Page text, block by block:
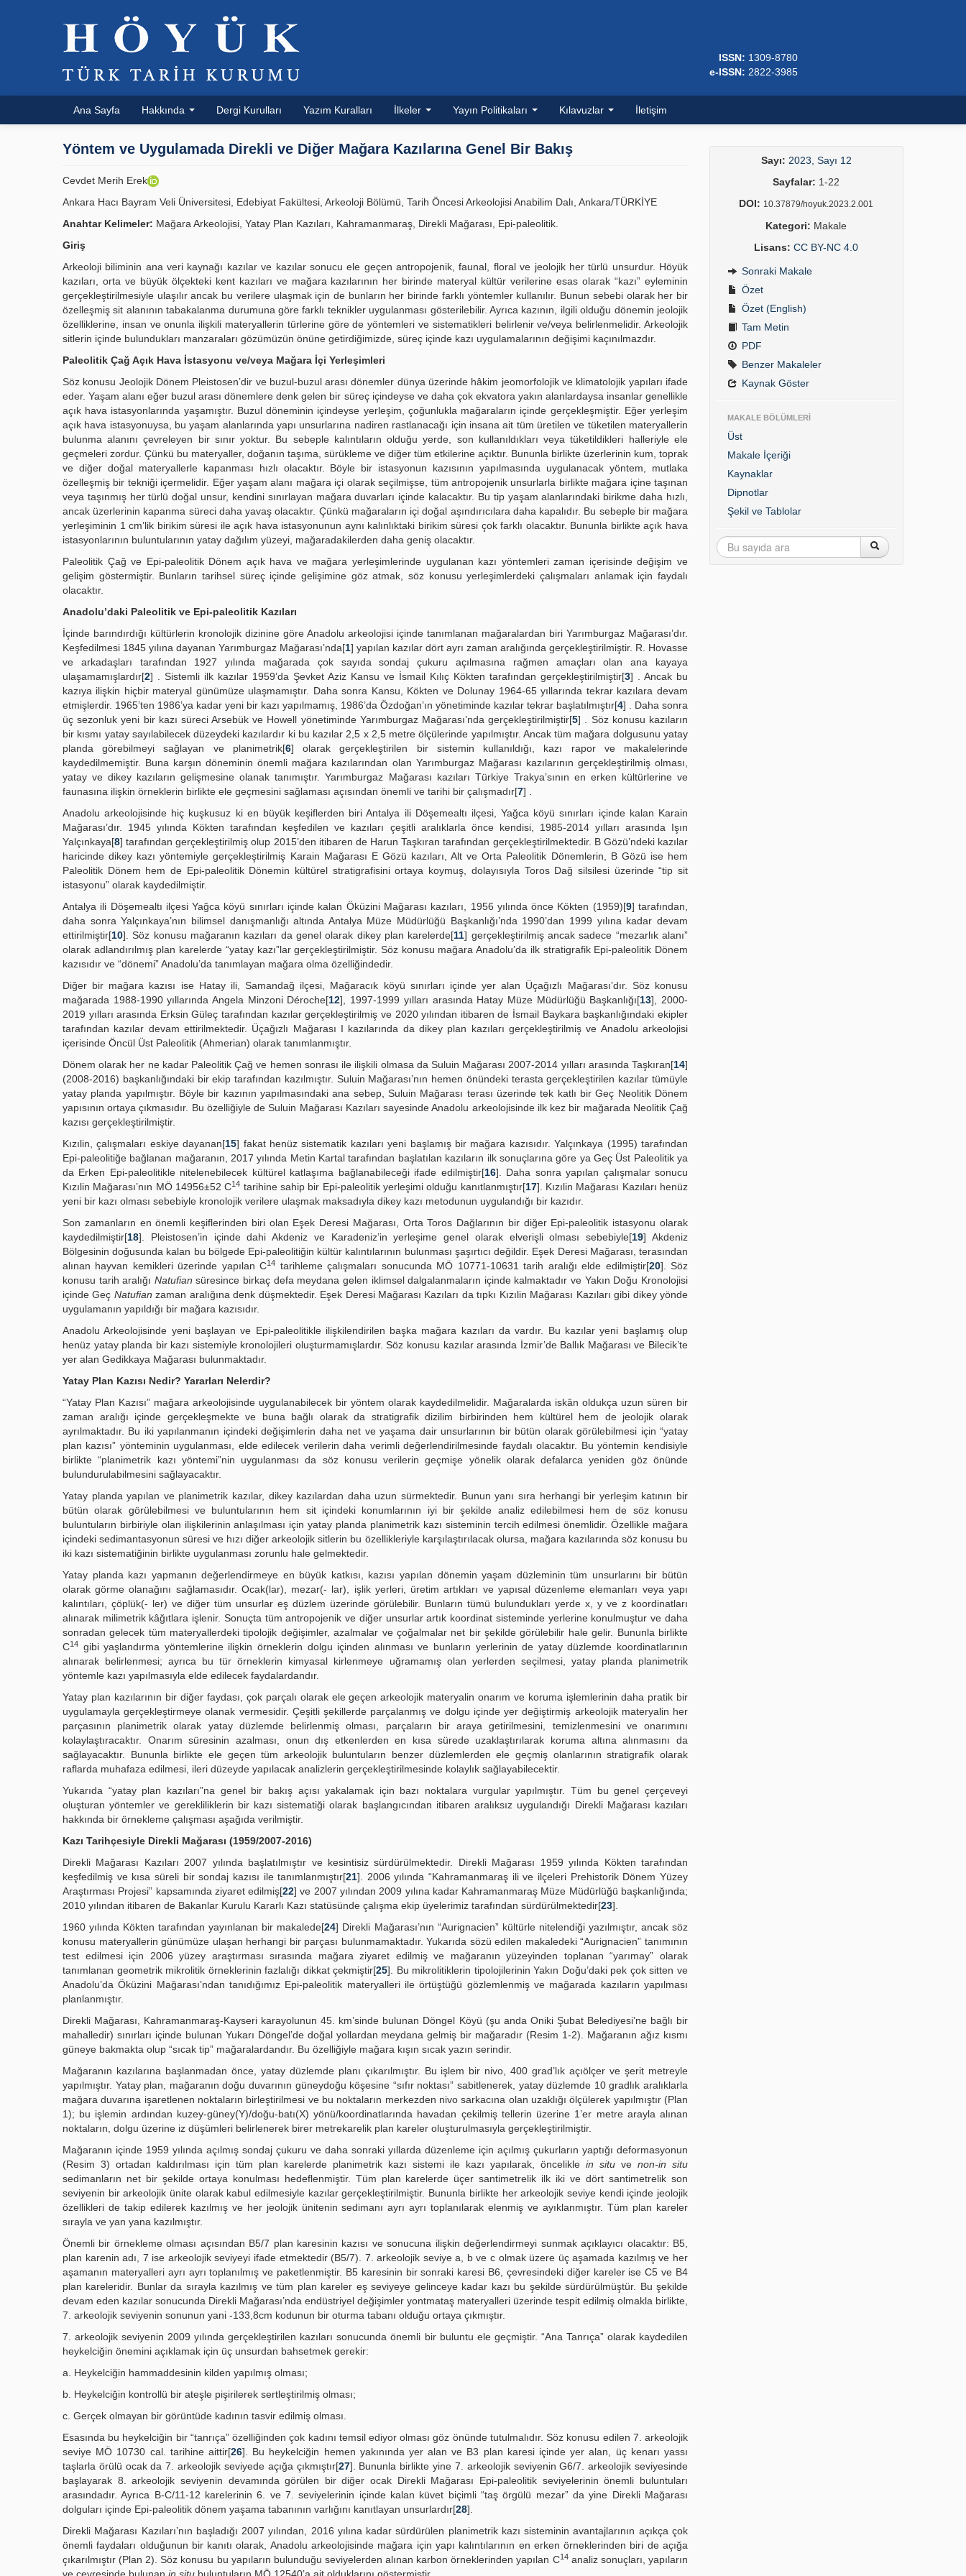
ISSN: 1309-8780
e-ISSN: 2822-3985
Ana Sayfa Hakkında Dergi Kurulları Yazım Kuralları İlkeler Yayın Politikaları Kılavuzlar İletişim
Yöntem ve Uygulamada Direkli ve Diğer Mağara Kazılarına Genel Bir Bakış
Cevdet Merih Erek
Ankara Hacı Bayram Veli Üniversitesi, Edebiyat Fakültesi, Arkeoloji Bölümü, Tarih Öncesi Arkeolojisi Anabilim Dalı, Ankara/TÜRKİYE
Anahtar Kelimeler: Mağara Arkeolojisi, Yatay Plan Kazıları, Kahramanmaraş, Direkli Mağarası, Epi-paleolitik.
Giriş
Arkeoloji biliminin ana veri kaynağı kazılar ve kazılar sonucu ele geçen antropojenik, faunal, floral ve jeolojik her türlü unsurdur. Höyük
kazıları, orta ve büyük ölçekteki kent kazıları ve mağara kazılarının her birinde materyal kültür verilerine esas olarak “kazı” eyleminin
gerçekleştirilmesiyle ulaşılır ancak bu verilere ulaşmak için de bunların her birinde farklı yöntemler kullanılır. Bunun sebebi olarak her bir
özelleşmiş sit alanının tabakalanma durumuna göre farklı teknikler uygulanması gösterilebilir. Ayrıca kazının, ilgili olduğu dönemin jeolojik
özelliklerine, insan ve onunla ilişkili materyallerin türlerine göre de yöntemleri ve sistematikleri belirlenir ve/veya belirlenmelidir. Arkeolojik
sitlerin içinde bulundukları manzaraları gözümüzün önüne getirdiğimizde, süreç içinde kazı uygulamalarının değişimi kaçınılmazdır.
Paleolitik Çağ Açık Hava İstasyonu ve/veya Mağara İçi Yerleşimleri
Söz konusu Jeolojik Dönem Pleistosen’dir ve buzul-buzul arası dönemler dünya üzerinde hâkim jeomorfolojik ve klimatolojik yapıları ifade
eder. Yaşam alanı eğer buzul arası dönemlere denk gelen bir süreç içindeyse ve daha çok ekvatora yakın alanlardaysa insanlar genellikle
açık hava istasyonlarında yaşamıştır. Buzul döneminin içindeyse yerleşim, çoğunlukla mağaraların içinde gerçekleşmiştir. Eğer yerleşim
açık hava istasyonuysa, bu yaşam alanlarında yapı unsurlarına nadiren rastlanacağı için insana ait tüm üretilen ve tüketilen materyallerin
bulunma alanını çevreleyen bir sınır yoktur. Bu sebeple kalıntıların olduğu yerde, son kullanıldıkları veya tüketildikleri halleriyle ele
geçmeleri zordur. Çünkü bu materyaller, doğanın taşıma, sürükleme ve diğer tüm etkilerine açıktır. Bununla birlikte üzerlerinin kum, toprak
ve diğer doğal materyallerle kapanması hızlı olacaktır. Böyle bir istasyonun kazısının yapılmasında uygulanacak yöntem, mutlaka
özelleşmiş bir tekniği içermelidir. Eğer yaşam alanı mağara içi olarak seçilmişse, tüm antropojenik unsurlarla birlikte mağara içine taşınan
veya taşınmış her türlü doğal unsur, kendini sınırlayan mağara duvarları içinde kalacaktır. Bu tip yaşam alanlarındaki birikme daha hızlı,
ancak üzerlerinin kapanma süreci daha yavaş olacaktır. Çünkü mağaraların içi doğal aşındırıcılara daha kapalıdır. Bu sebeple bir mağara
yerleşiminin 1 cm’lik birikim süresi ile açık hava istasyonunun aynı kalınlıktaki birikim süresi çok farklı olacaktır. Bununla birlikte açık hava
istasyonlarının buluntularının yatay dağılım yüzeyi, mağaradakilerden daha geniş olacaktır.
Paleolitik Çağ ve Epi-paleolitik Dönem açık hava ve mağara yerleşimlerinde uygulanan kazı yöntemleri zaman içerisinde değişim ve
gelişim göstermiştir. Bunların tarihsel süreç içinde gelişimine göz atmak, söz konusu yerleşimlerdeki çalışmaları anlamak için faydalı
olacaktır.
Anadolu’daki Paleolitik ve Epi-paleolitik Kazıları
İçinde barındırdığı kültürlerin kronolojik dizinine göre Anadolu arkeolojisi içinde tanımlanan mağaralardan biri Yarımburgaz Mağarası’dır.
Keşfedilmesi 1845 yılına dayanan Yarımburgaz Mağarası’nda[1] yapılan kazılar dört ayrı zaman aralığında gerçekleştirilmiştir. R. Hovasse
ve arkadaşları tarafından 1927 yılında mağarada çok sayıda sondaj çukuru açılmasına rağmen amaçları olan ana kayaya
ulaşamamışlardır[2] . Sistemli ilk kazılar 1959’da Şevket Aziz Kansu ve İsmail Kılıç Kökten tarafından gerçekleştirilmiştir[3] . Ancak bu
kazıya ilişkin hiçbir materyal günümüze ulaşmamıştır. Daha sonra Kansu, Kökten ve Dolunay 1964-65 yıllarında tekrar kazılara devam
etmişlerdir. 1965’ten 1986’ya kadar yeni bir kazı yapılmamış, 1986’da Özdoğan’ın yönetiminde kazılar tekrar başlatılmıştır[4] . Daha sonra
üç sezonluk yeni bir kazı süreci Arsebük ve Howell yönetiminde Yarımburgaz Mağarası’nda gerçekleştirilmiştir[5] . Söz konusu kazıların
bir kısmı yatay sayılabilecek düzeydeki kazılardır ki bu kazılar 2,5 x 2,5 metre ölçülerinde yapılmıştır. Ancak tüm mağara dolgusunu yatay
planda görebilmeyi sağlayan ve planimetrik[6] olarak gerçekleştirilen bir sistemin kullanıldığı, kazı rapor ve makalelerinde
kaydedilmemiştir. Buna karşın döneminin önemli mağara kazılarından olan Yarımburgaz Mağarası kazılarının gerçekleştirilmiş olması,
yatay ve dikey kazıların gelişmesine olanak tanımıştır. Yarımburgaz Mağarası kazıları Türkiye Trakya’sının en erken kültürlerine ve
faunasına ilişkin örneklerin birlikte ele geçmesini sağlaması açısından önemli ve tarihi bir çalışmadır[7] .
Anadolu arkeolojisinde hiç kuşkusuz ki en büyük keşiflerden biri Antalya ili Döşemealtı ilçesi, Yağca köyü sınırları içinde kalan Karain
Mağarası’dır. 1945 yılında Kökten tarafından keşfedilen ve kazıları çeşitli aralıklarla önce kendisi, 1985-2014 yılları arasında Işın
Yalçınkaya[8] tarafından gerçekleştirilmiş olup 2015’den itibaren de Harun Taşkıran tarafından gerçekleştirilmektedir. B Gözü’ndeki kazılar
haricinde dikey kazı yöntemiyle gerçekleştirilmiş Karain Mağarası E Gözü kazıları, Alt ve Orta Paleolitik Dönemlerin, B Gözü ise hem
Paleolitik Dönem hem de Epi-paleolitik Dönemin kültürel stratigrafisini ortaya koymuş, dolayısıyla Toros Dağ silsilesi üzerinde “tip sit
istasyonu” olarak kaydedilmiştir.
Antalya ili Döşemealtı ilçesi Yağca köyü sınırları içinde kalan Öküzini Mağarası kazıları, 1956 yılında önce Kökten (1959)[9] tarafından,
daha sonra Yalçınkaya’nın bilimsel danışmanlığı altında Antalya Müze Müdürlüğü Başkanlığı’nda 1990’dan 1999 yılına kadar devam
ettirilmiştir[10]. Söz konusu mağaranın kazıları da genel olarak dikey plan karelerde[11] gerçekleştirilmiş ancak sadece “mezarlık alanı”
olarak adlandırılmış plan karelerde “yatay kazı”lar gerçekleştirilmiştir. Söz konusu mağara Anadolu’da ilk stratigrafik Epi-paleolitik Dönem
kazısıdır ve “dönemi” Anadolu’da tanımlayan mağara olma özelliğindedir.
Diğer bir mağara kazısı ise Hatay ili, Samandağ ilçesi, Mağaracık köyü sınırları içinde yer alan Üçağızlı Mağarası’dır. Söz konusu
mağarada 1988-1990 yıllarında Angela Minzoni Déroche[12], 1997-1999 yılları arasında Hatay Müze Müdürlüğü Başkanlığı[13], 2000-
2019 yılları arasında Erksin Güleç tarafından kazılar gerçekleştirilmiş ve 2020 yılından itibaren de İsmail Baykara başkanlığındaki ekipler
tarafından kazılar devam ettirilmektedir. Üçağızlı Mağarası I kazılarında da dikey plan kazıları gerçekleştirilmiş ve Anadolu arkeolojisi
içerisinde Öncül Üst Paleolitik (Ahmerian) olarak tanımlanmıştır.
Dönem olarak her ne kadar Paleolitik Çağ ve hemen sonrası ile ilişkili olmasa da Suluin Mağarası 2007-2014 yılları arasında Taşkıran[14]
(2008-2016) başkanlığındaki bir ekip tarafından kazılmıştır. Suluin Mağarası’nın hemen önündeki terasta gerçekleştirilen kazılar tümüyle
yatay planda yapılmıştır. Böyle bir kazının yapılmasındaki ana sebep, Suluin Mağarası terası üzerinde tek katlı bir Geç Neolitik Dönem
yapısının ortaya çıkmasıdır. Bu özelliğiyle de Suluin Mağarası Kazıları sayesinde Anadolu arkeolojisinde ilk kez bir mağarada Neolitik Çağ
kazısı gerçekleştirilmiştir.
Kızılin, çalışmaları eskiye dayanan[15] fakat henüz sistematik kazıları yeni başlamış bir mağara kazısıdır. Yalçınkaya (1995) tarafından
Epi-paleolitiğe bağlanan mağaranın, 2017 yılında Metin Kartal tarafından başlatılan kazıların ilk sonuçlarına göre ya Geç Üst Paleolitik ya
da Erken Epi-paleolitikle nitelenebilecek kültürel katlaşıma bağlanabileceği ifade edilmiştir[16]. Daha sonra yapılan çalışmalar sonucu
Kızılin Mağarası’nın MÖ 14956±52 C14 tarihine sahip bir Epi-paleolitik yerleşimi olduğu kanıtlanmıştır[17]. Kızılin Mağarası Kazıları henüz
yeni bir kazı olması sebebiyle kronolojik verilere ulaşmak maksadıyla dikey kazı metodunun uygulandığı bir kazıdır.
Son zamanların en önemli keşiflerinden biri olan Eşek Deresi Mağarası, Orta Toros Dağlarının bir diğer Epi-paleolitik istasyonu olarak
kaydedilmiştir[18]. Pleistosen’in içinde dahi Akdeniz ve Karadeniz’in yerleşime genel olarak elverişli olması sebebiyle[19] Akdeniz
Bölgesinin doğusunda kalan bu bölgede Epi-paleolitiğin kültür kalıntılarının bulunması şaşırtıcı değildir. Eşek Deresi Mağarası, terasından
alınan hayvan kemikleri üzerinde yapılan C14 tarihleme çalışmaları sonucunda MÖ 10771-10631 tarih aralığı elde edilmiştir[20]. Söz
konusu tarih aralığı Natufian süresince birkaç defa meydana gelen iklimsel dalgalanmaların içinde kalmaktadır ve Yakın Doğu Kronolojisi
içinde Geç Natufian zaman aralığına denk düşmektedir. Eşek Deresi Mağarası Kazıları da tıpkı Kızılin Mağarası Kazıları gibi dikey yönde
uygulamanın yapıldığı bir mağara kazısıdır.
Anadolu Arkeolojisinde yeni başlayan ve Epi-paleolitikle ilişkilendirilen başka mağara kazıları da vardır. Bu kazılar yeni başlamış olup
henüz yatay planda bir kazı sistemiyle kronolojileri oluşturmamışlardır. Söz konusu kazılar arasında İzmir’de Ballık Mağarası ve Bilecik’te
yer alan Gedikkaya Mağarası bulunmaktadır.
Yatay Plan Kazısı Nedir? Yararları Nelerdir?
“Yatay Plan Kazısı” mağara arkeolojisinde uygulanabilecek bir yöntem olarak kaydedilmelidir. Mağaralarda iskân oldukça uzun süren bir
zaman aralığı içinde gerçekleşmekte ve buna bağlı olarak da stratigrafik dizilim birbirinden hem kültürel hem de jeolojik olarak
ayrılmaktadır. Bu iki yapılanmanın içindeki değişimlerin daha net ve yaşama dair unsurlarının bir bütün olarak görülebilmesi için “yatay
plan kazısı” yönteminin uygulanması, elde edilecek verilerin daha verimli değerlendirilmesinde faydalı olacaktır. Bu yöntemin kendisiyle
birlikte “planimetrik kazı yöntemi”nin uygulanması da söz konusu verilerin geçmişe yönelik olarak defalarca yeniden göz önünde
bulundurulabilmesini sağlayacaktır.
Yatay planda yapılan ve planimetrik kazılar, dikey kazılardan daha uzun sürmektedir. Bunun yanı sıra herhangi bir yerleşim katının bir
bütün olarak görülebilmesi ve buluntularının hem sit içindeki konumlarının iyi bir şekilde analiz edilebilmesi hem de söz konusu
buluntuların birbiriyle olan ilişkilerinin anlaşılması için yatay planda planimetrik kazı sisteminin tercih edilmesi önemlidir. Özellikle mağara
içindeki sedimantasyonun süresi ve hızı diğer arkeolojik sitlerin bu özellikleriyle karşılaştırılacak olursa, mağara kazılarında söz konusu bu
iki kazı sistematiğinin birlikte uygulanması zorunlu hale gelmektedir.
Yatay planda kazı yapmanın değerlendirmeye en büyük katkısı, kazısı yapılan dönemin yaşam düzleminin tüm unsurlarını bir bütün
olarak görme olanağını sağlamasıdır. Ocak(lar), mezar(- lar), işlik yerleri, üretim artıkları ve yapısal düzenleme elemanları veya yapı
kalıntıları, çöplük(- ler) ve diğer tüm unsurlar eş düzlem üzerinde görülebilir. Bunların tümü bulundukları yerde x, y ve z koordinatları
alınarak milimetrik kâğıtlara işlenir. Sonuçta tüm antropojenik ve diğer unsurlar artık koordinat sisteminde yerlerine konulmuştur ve daha
sonradan gelecek tüm materyallerdeki tipolojik değişimler, azalmalar ve çoğalmalar net bir şekilde görülebilir hale gelir. Bununla birlikte
C14 gibi yaşlandırma yöntemlerine ilişkin örneklerin dolgu içinden alınması ve bunların yerlerinin de yatay düzlemde koordinatlarının
alınarak belirlenmesi; ayrıca bu tür örneklerin kimyasal kirlenmeye uğramamış olan yerlerden seçilmesi, yatay planda planimetrik
yöntemle kazı yapılmasıyla elde edilecek faydalardandır.
Yatay plan kazılarının bir diğer faydası, çok parçalı olarak ele geçen arkeolojik materyalin onarım ve koruma işlemlerinin daha pratik bir
uygulamayla gerçekleştirmeye olanak vermesidir. Çeşitli şekillerde parçalanmış ve dolgu içinde yer değiştirmiş arkeolojik materyalin her
parçasının planimetrik olarak yatay düzlemde belirlenmiş olması, parçaların bir araya getirilmesini, temizlenmesini ve onarımını
kolaylaştıracaktır. Onarım süresinin azalması, onun dış etkenlerden en kısa sürede uzaklaştırılarak koruma altına alınmasını da
sağlayacaktır. Bununla birlikte ele geçen tüm arkeolojik buluntuların benzer düzlemlerden ele geçmiş olanlarının stratigrafik olarak
raflarda muhafaza edilmesi, ileri düzeyde yapılacak analizlerin gerçekleştirilmesinde kolaylık sağlayabilecektir.
Yukarıda “yatay plan kazıları”na genel bir bakış açısı yakalamak için bazı noktalara vurgular yapılmıştır. Tüm bu genel çerçeveyi
oluşturan yöntemler ve gerekliliklerin bir kazı sistematiği olarak başlangıcından itibaren aralıksız uygulandığı Direkli Mağarası kazıları
hakkında bir örnekleme çalışması aşağıda verilmiştir.
Kazı Tarihçesiyle Direkli Mağarası (1959/2007-2016)
Direkli Mağarası Kazıları 2007 yılında başlatılmıştır ve kesintisiz sürdürülmektedir. Direkli Mağarası 1959 yılında Kökten tarafından
keşfedilmiş ve kısa süreli bir sondaj kazısı ile tanımlanmıştır[21]. 2006 yılında “Kahramanmaraş ili ve ilçeleri Prehistorik Dönem Yüzey
Araştırması Projesi” kapsamında ziyaret edilmiş[22] ve 2007 yılından 2009 yılına kadar Kahramanmaraş Müze Müdürlüğü başkanlığında;
2010 yılından itibaren de Bakanlar Kurulu Kararlı Kazı statüsünde çalışma ekip üyelerimiz tarafından sürdürülmektedir[23].
1960 yılında Kökten tarafından yayınlanan bir makalede[24] Direkli Mağarası’nın “Aurignacien” kültürle nitelendiği yazılmıştır, ancak söz
konusu materyallerin günümüze ulaşan herhangi bir parçası bulunmamaktadır. Yukarıda sözü edilen makaledeki “Aurignacien” tanımının
test edilmesi için 2006 yüzey araştırması sırasında mağara ziyaret edilmiş ve mağaranın yüzeyinden toplanan “yarımay” olarak
tanımlanan geometrik mikrolitik örneklerinin fazlalığı dikkat çekmiştir[25]. Bu mikrolitiklerin tipolojilerinin Yakın Doğu’daki pek çok sitten ve
Anadolu’da Öküzini Mağarası’ndan tanıdığımız Epi-paleolitik materyalleri ile örtüştüğü gözlemlenmiş ve mağarada kazıların yapılması
planlanmıştır.
Direkli Mağarası, Kahramanmaraş-Kayseri karayolunun 45. km’sinde bulunan Döngel Köyü (şu anda Oniki Şubat Belediyesi’ne bağlı bir
mahalledir) sınırları içinde bulunan Yukarı Döngel’de doğal yollardan meydana gelmiş bir mağaradır (Resim 1-2). Mağaranın ağız kısmı
güneye bakmakta olup “sıcak tip” mağaralardandır. Bu özelliğiyle mağara kışın sıcak yazın serindir.
Mağaranın kazılarına başlanmadan önce, yatay düzlemde planı çıkarılmıştır. Bu işlem bir nivo, 400 grad’lık açıölçer ve şerit metreyle
yapılmıştır. Yatay plan, mağaranın doğu duvarının güneydoğu köşesine “sıfır noktası” sabitlenerek, yatay düzlemde 10 gradlık aralıklarla
mağara duvarına işaretlenen noktaların birleştirilmesi ve bu noktaların merkezden nivo sarkacına olan uzaklığı ölçülerek yapılmıştır (Plan
1); bu işlemin ardından kuzey-güney(Y)/doğu-batı(X) yönü/koordinatlarında havadan çekilmiş tellerin üzerine 1’er metre arayla alınan
noktaların, dolgu üzerine iz düşümleri belirlenerek birer metrekarelik plan kareler oluşturulmasıyla gerçekleştirilmiştir.
Mağaranın içinde 1959 yılında açılmış sondaj çukuru ve daha sonraki yıllarda düzenleme için açılmış çukurların yaptığı deformasyonun
(Resim 3) ortadan kaldırılması için tüm plan karelerde planimetrik kazı sistemi ile kazı yapılarak, öncelikle in situ ve non-in situ
sedimanların net bir şekilde ortaya konulması hedeflenmiştir. Tüm plan karelerde üçer santimetrelik ilk iki ve dört santimetrelik son
seviyenin bir arkeolojik ünite olarak kabul edilmesiyle kazılar gerçekleştirilmiştir. Bununla birlikte her arkeolojik seviye kendi içinde jeolojik
özellikleri de takip edilerek kazılmış ve her jeolojik ünitenin sedimanı ayrı ayrı toplanılarak elenmiş ve ayıklanmıştır. Tüm plan kareler
sırayla ve yan yana kazılmıştır.
Önemli bir örnekleme olması açısından B5/7 plan karesinin kazısı ve sonucuna ilişkin değerlendirmeyi sunmak açıklayıcı olacaktır: B5,
plan karenin adı, 7 ise arkeolojik seviyeyi ifade etmektedir (B5/7). 7. arkeolojik seviye a, b ve c olmak üzere üç aşamada kazılmış ve her
aşamanın materyalleri ayrı ayrı toplanılmış ve paketlenmiştir. B5 karesinin bir sonraki karesi B6, çevresindeki diğer kareler ise C5 ve B4
plan kareleridir. Bunlar da sırayla kazılmış ve tüm plan kareler eş seviyeye gelinceye kadar kazı bu şekilde sürdürülmüştür. Bu şekilde
devam eden kazılar sonucunda Direkli Mağarası’nda endüstriyel değişimler yontmataş materyalleri üzerinde tespit edilmiş olmakla birlikte,
7. arkeolojik seviyenin sonunun yani -133,8cm kodunun bir oturma tabanı olduğu ortaya çıkmıştır.
7. arkeolojik seviyenin 2009 yılında gerçekleştirilen kazıları sonucunda önemli bir buluntu ele geçmiştir. “Ana Tanrıça” olarak kaydedilen
heykelciğin önemini açıklamak için üç unsurdan bahsetmek gerekir:
a. Heykelciğin hammaddesinin kilden yapılmış olması;
b. Heykelciğin kontrollü bir ateşle pişirilerek sertleştirilmiş olması;
c. Gerçek olmayan bir görüntüde kadının tasvir edilmiş olması.
Esasında bu heykelciğin bir “tanrıça” özelliğinden çok kadını temsil ediyor olması göz önünde tutulmalıdır. Söz konusu edilen 7. arkeolojik
seviye MÖ 10730 cal. tarihine aittir[26]. Bu heykelciğin hemen yakınında yer alan ve B3 plan karesi içinde yer alan, üç kenarı yassı
taşlarla örülü ocak da 7. arkeolojik seviyede açığa çıkmıştır[27]. Bununla birlikte yine 7. arkeolojik seviyenin G6/7. arkeolojik seviyesinde
başlayarak 8. arkeolojik seviyenin devamında görülen bir diğer ocak Direkli Mağarası Epi-paleolitik seviyelerinin önemli buluntuları
arasındadır. Ayrıca B-C/11-12 karelerinin 6. ve 7. seviyelerinin içinde kalan küvet biçimli “taş örgülü mezar” da yine Direkli Mağarası
dolguları içinde Epi-paleolitik dönem yaşama tabanının varlığını kanıtlayan unsurlardır[28].
Direkli Mağarası Kazıları’nın başladığı 2007 yılından, 2016 yılına kadar sürdürülen planimetrik kazı sisteminin avantajlarının açıkça çok
önemli faydaları olduğunun bir kanıtı olarak, Anadolu arkeolojisinde mağara için yapı kalıntılarının en erken örneklerinden biri de açığa
çıkarılmıştır (Plan 2). Söz konusu bu yapıların bulunduğu seviyelerden alınan karbon örneklerinden yapılan C14analiz sonuçları, yapıların
Sayı: 2023, Sayı 12
Sayfalar: 1-22
DOI: 10.37879/hoyuk.2023.2.001
Kategori: Makale
Lisans: CC BY-NC 4.0
Sonraki Makale
Özet
Özet (English)
Tam Metin
PDF
Benzer Makaleler
Kaynak Göster
MAKALE BÖLÜMLERİ
Üst
Makale İçeriği
Kaynaklar
Dipnotlar
Şekil ve Tablolar